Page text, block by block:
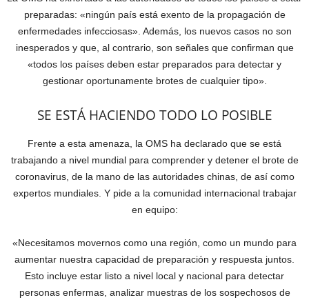
preparadas: «ningún país está exento de la propagación de
enfermedades infecciosas». Además, los nuevos casos no son
inesperados y que, al contrario, son señales que confirman que
«todos los países deben estar preparados para detectar y
gestionar oportunamente brotes de cualquier tipo».
SE ESTÁ HACIENDO TODO LO POSIBLE
Frente a esta amenaza, la OMS ha declarado que se está
trabajando a nivel mundial para comprender y detener el brote de
coronavirus, de la mano de las autoridades chinas, de así como
expertos mundiales. Y pide a la comunidad internacional trabajar
en equipo:
«Necesitamos movernos como una región, como un mundo para
aumentar nuestra capacidad de preparación y respuesta juntos.
Esto incluye estar listo a nivel local y nacional para detectar
personas enfermas, analizar muestras de los sospechosos de